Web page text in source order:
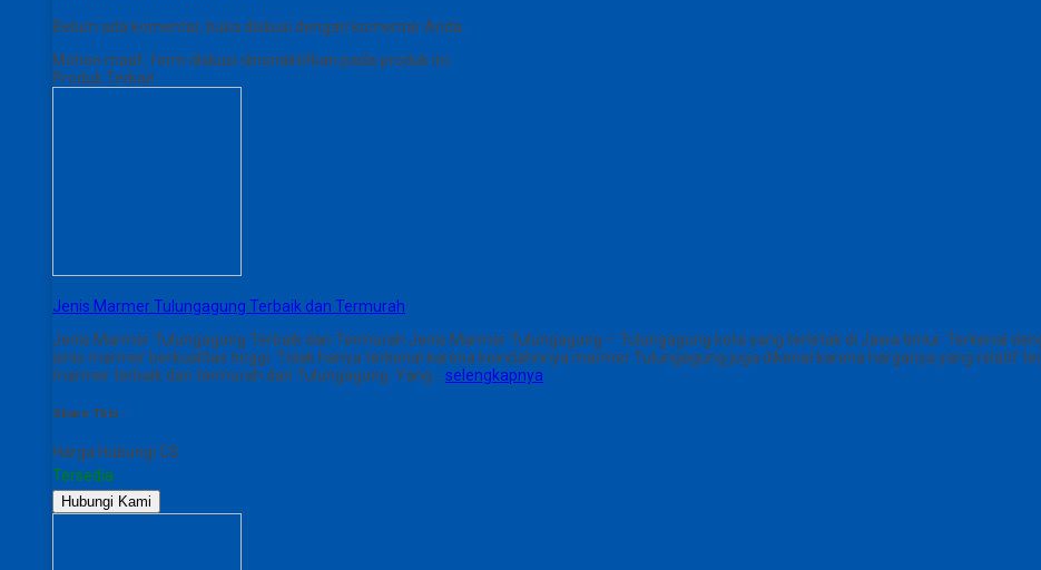
Belum ada komentar, buka diskusi dengan komentar Anda.
Mohon maaf, form diskusi dinonaktifkan pada produk ini.
Produk Terkait
Jenis Marmer Tulungagung Terbaik dan Termurah
Jenis Marmer Tulungagung Terbaik dan Termurah Jenis Marmer Tulungagung – Tulungagung kota yang terletak di Jawa timur. Terkenal
jenis marmer berkualitas tinggi. Tidak hanya terkenal karena keindahnnya marmer Tulungagung juga dikenal karena harganya yang relatif
marmer terbaik dan termurah dari Tulungagung. Yang… selengkapnya
Share This :
Harga Hubungi CS
Tersedia
Hubungi Kami